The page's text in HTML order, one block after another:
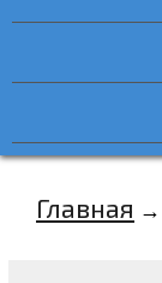
Главная →